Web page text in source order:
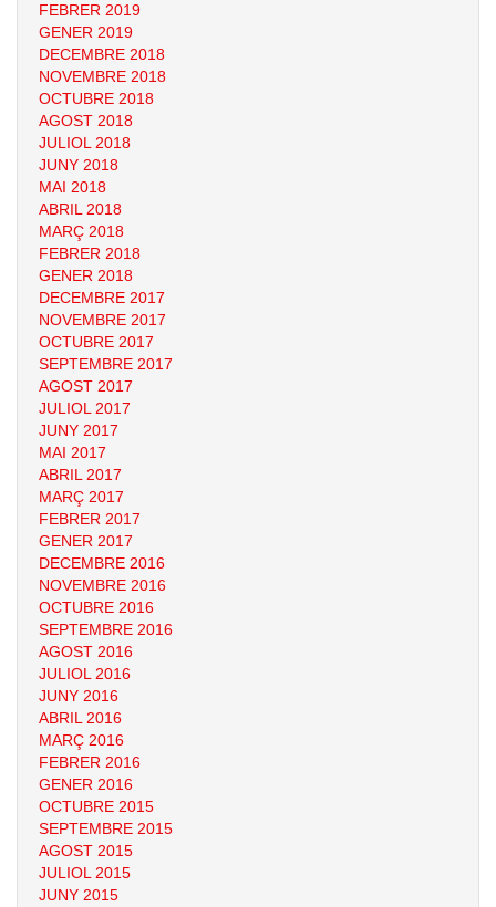
FEBRER 2019
GENER 2019
DECEMBRE 2018
NOVEMBRE 2018
OCTUBRE 2018
AGOST 2018
JULIOL 2018
JUNY 2018
MAI 2018
ABRIL 2018
MARÇ 2018
FEBRER 2018
GENER 2018
DECEMBRE 2017
NOVEMBRE 2017
OCTUBRE 2017
SEPTEMBRE 2017
AGOST 2017
JULIOL 2017
JUNY 2017
MAI 2017
ABRIL 2017
MARÇ 2017
FEBRER 2017
GENER 2017
DECEMBRE 2016
NOVEMBRE 2016
OCTUBRE 2016
SEPTEMBRE 2016
AGOST 2016
JULIOL 2016
JUNY 2016
ABRIL 2016
MARÇ 2016
FEBRER 2016
GENER 2016
OCTUBRE 2015
SEPTEMBRE 2015
AGOST 2015
JULIOL 2015
JUNY 2015